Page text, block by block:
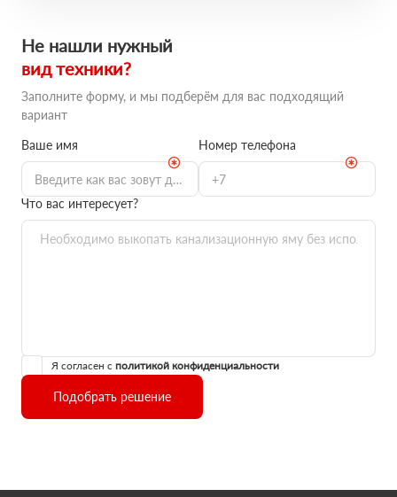
Не нашли нужный
вид техники?
Заполните форму, и мы подберём для вас подходящий
вариант
Ваше имя
Номер телефона
Что вас интересует?
Я согласен с политикой конфиденциальности
Подобрать решение